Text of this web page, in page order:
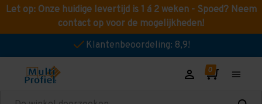
Let op: Onze huidige levertijd is 1 á 2 weken - Spoed? Neem
contact op voor de mogelijkheden!
Klantenbeoordeling: 8,9!
Zoeken